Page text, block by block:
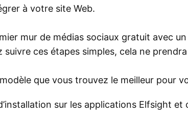
à votre site Web.
mur de médias sociaux gratuit avec
suivre ces étapes simples, cela ne
que vous trouvez le meilleur pour
sur les applications Elfsight et